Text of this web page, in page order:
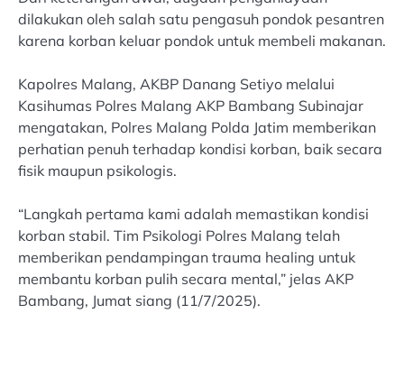
dilakukan oleh salah satu pengasuh pondok pesantren
karena korban keluar pondok untuk membeli makanan.
Kapolres Malang, AKBP Danang Setiyo melalui
Kasihumas Polres Malang AKP Bambang Subinajar
mengatakan, Polres Malang Polda Jatim memberikan
perhatian penuh terhadap kondisi korban, baik secara
fisik maupun psikologis.
“Langkah pertama kami adalah memastikan kondisi
korban stabil. Tim Psikologi Polres Malang telah
memberikan pendampingan trauma healing untuk
membantu korban pulih secara mental,” jelas AKP
Bambang, Jumat siang (11/7/2025).